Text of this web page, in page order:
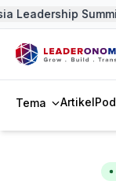
Leadership
Tema Artikel